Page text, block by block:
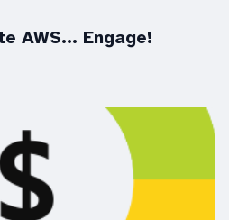
AWS... Engage!